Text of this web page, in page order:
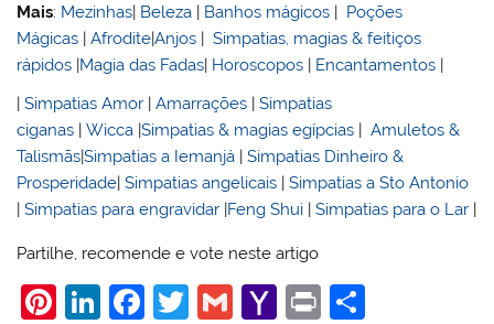
Mais: Mezinhas| Beleza | Banhos mágicos | Poções
Mágicas |Afrodite|Anjos |Simpatias, magias & feitiços
rápidos |Magia das Fadas| Horoscopos | Encantamentos |
|Simpatias Amor |Amarrações |Simpatias
ciganas |Wicca |Simpatias & magias egípcias |Amuletos &
Talismãs|Simpatias a Iemanjá |Simpatias Dinheiro &
Prosperidade|Simpatias angelicais |Simpatias a Sto Antonio
|Simpatias para engravidar |Feng Shui |Simpatias para o Lar |
Partilhe, recomende e vote neste artigo
Pi Li F
T
G
Y
Pr